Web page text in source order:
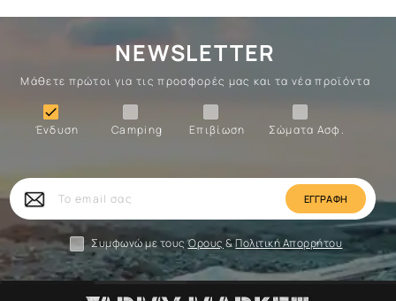
NEWSLETTER
Μάθετε πρώτοι για τις προσφορές μας και τα νέα προϊόντα
Σώματα Ασφ.
Επιβίωση
Camping
Ένδυση

Ένδυση
Το
email
σας
Συμφωνώ με τουςΌρους &Πολιτική Απορρήτου